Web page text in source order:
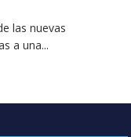
las nuevas
a una...